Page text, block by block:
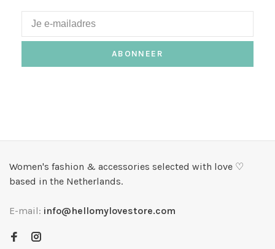
ABONNEER
Women's fashion & accessories selected with love ♡
based in the Netherlands.
E-mail: info@hellomylovestore.com